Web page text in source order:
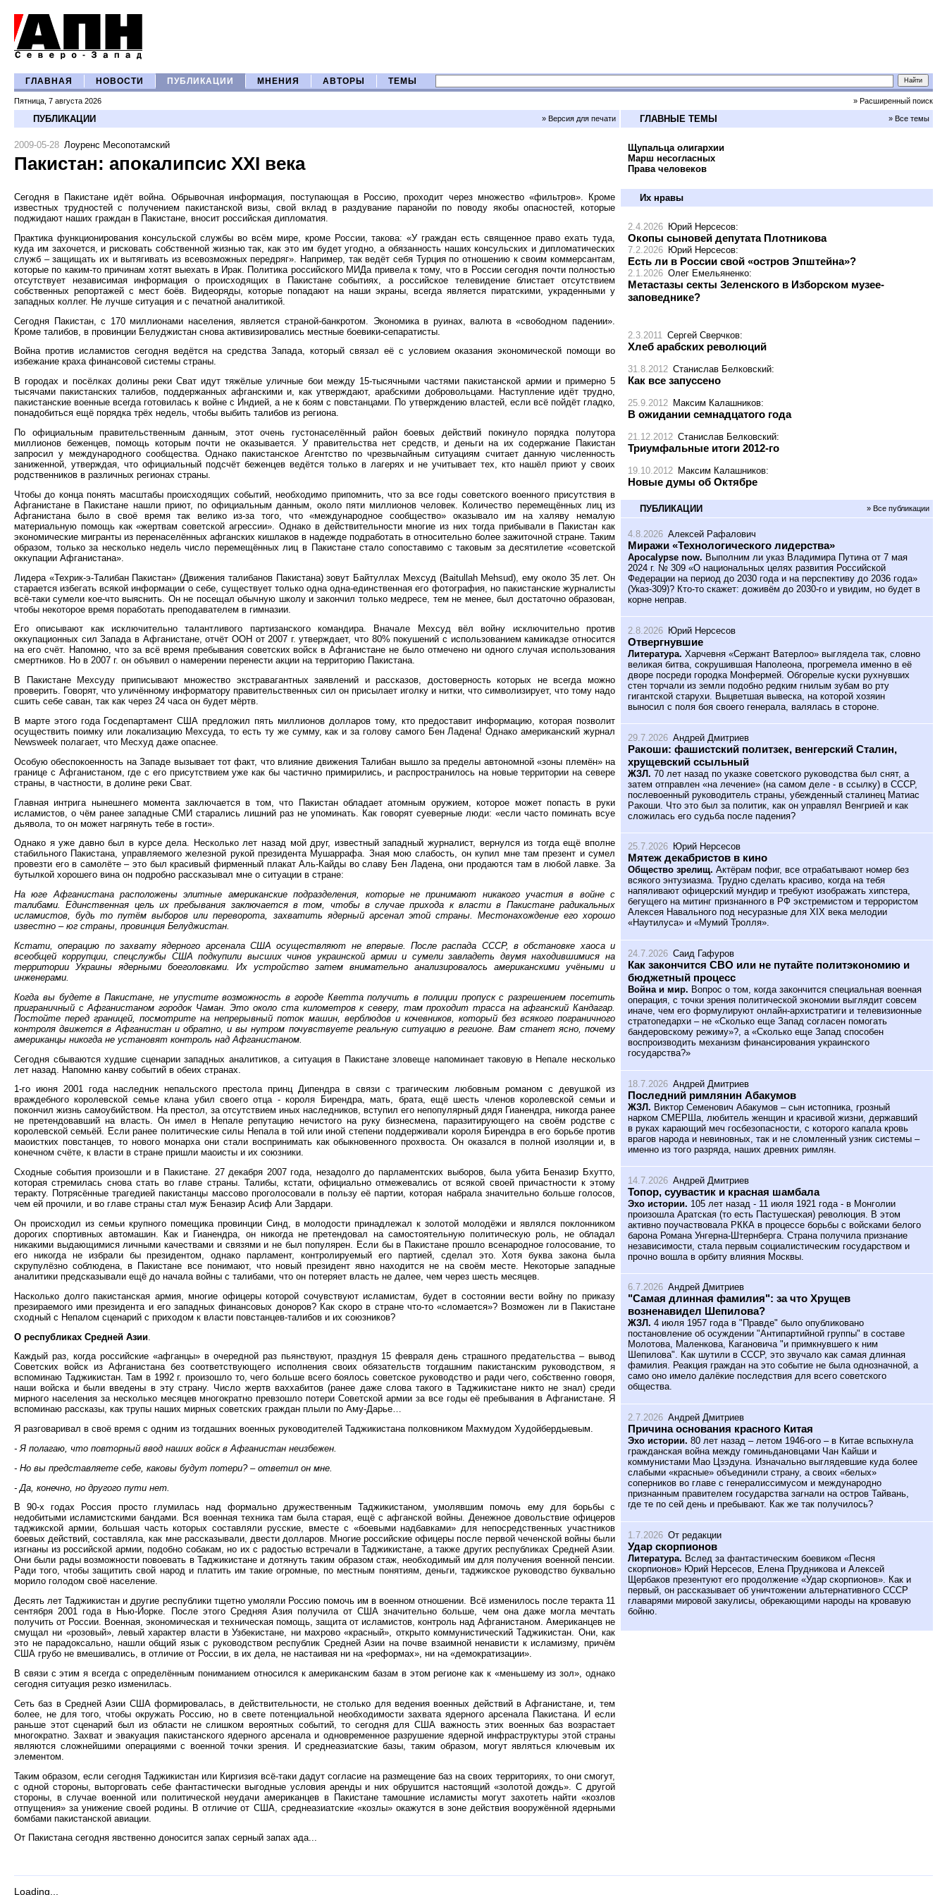
ГЛАВНАЯ НОВОСТИ ПУБЛИКАЦИИ МНЕНИЯ АВТОРЫ ТЕМЫ
Пятница, 7 августа 2026 » Расширенный поиск
ПУБЛИКАЦИИ » Версия для печати
2009-05-28 Лоуренс Месопотамский
Пакистан: апокалипсис XXI века
Сегодня в Пакистане идёт война. Обрывочная информация, поступающая в Россию, проходит через множество «фильтров». Кроме
известных трудностей с получением пакистанской визы, свой вклад в раздувание паранойи по поводу якобы опасностей, которые
поджидают наших граждан в Пакистане, вносит российская дипломатия.
Практика функционирования консульской службы во всём мире, кроме России, такова: «У граждан есть священное право ехать туда,
куда им захочется, и рисковать собственной жизнью так, как это им будет угодно, а обязанность наших консульских и дипломатических
служб – защищать их и вытягивать из всевозможных передряг». Например, так ведёт себя Турция по отношению к своим коммерсантам,
которые по каким-то причинам хотят выехать в Ирак. Политика российского МИДа привела к тому, что в России сегодня почти полностью
отсутствует независимая информация о происходящих в Пакистане событиях, а российское телевидение блистает отсутствием
собственных репортажей с мест боёв. Видеоряды, которые попадают на наши экраны, всегда является пиратскими, украденными у
западных коллег. Не лучше ситуация и с печатной аналитикой.
Сегодня Пакистан, с 170 миллионами населения, является страной-банкротом. Экономика в руинах, валюта в «свободном падении».
Кроме талибов, в провинции Белуджистан снова активизировались местные боевики-сепаратисты.
Война против исламистов сегодня ведётся на средства Запада, который связал её с условием оказания экономической помощи во
избежание краха финансовой системы страны.
В городах и посёлках долины реки Сват идут тяжёлые уличные бои между 15-тысячными частями пакистанской армии и примерно 5
тысячами пакистанских талибов, поддержанных афганскими и, как утверждают, арабскими добровольцами. Наступление идёт трудно,
пакистанские военные всегда готовилась к войне с Индией, а не к боям с повстанцами. По утверждению властей, если всё пойдёт гладко,
понадобиться ещё порядка трёх недель, чтобы выбить талибов из региона.
По официальным правительственным данным, этот очень густонаселённый район боевых действий покинуло порядка полутора
миллионов беженцев, помощь которым почти не оказывается. У правительства нет средств, и деньги на их содержание Пакистан
запросил у международного сообщества. Однако пакистанское Агентство по чрезвычайным ситуациям считает данную численность
заниженной, утверждая, что официальный подсчёт беженцев ведётся только в лагерях и не учитывает тех, кто нашёл приют у своих
родственников в различных регионах страны.
Чтобы до конца понять масштабы происходящих событий, необходимо припомнить, что за все годы советского военного присутствия в
Афганистане в Пакистане нашли приют, по официальным данным, около пяти миллионов человек. Количество перемещённых лиц из
Афганистана было в своё время так велико из-за того, что «международное сообщество» оказывало им на халяву немалую
материальную помощь как «жертвам советской агрессии». Однако в действительности многие из них тогда прибывали в Пакистан как
экономические мигранты из перенаселённых афганских кишлаков в надежде подработать в относительно более зажиточной стране. Таким
образом, только за несколько недель число перемещённых лиц в Пакистане стало сопоставимо с таковым за десятилетие «советской
оккупации Афганистана».
Лидера «Техрик-э-Талибан Пакистан» (Движения талибанов Пакистана) зовут Байтуллах Мехсуд (Baitullah Mehsud), ему около 35 лет. Он
старается избегать всякой информации о себе, существует только одна одна-единственная его фотография, но пакистанские журналисты
всё-таки сумели кое-что выяснить. Он не посещал обычную школу и закончил только медресе, тем не менее, был достаточно образован,
чтобы некоторое время поработать преподавателем в гимназии.
Его описывают как исключительно талантливого партизанского командира. Вначале Мехсуд вёл войну исключительно против
оккупационных сил Запада в Афганистане, отчёт ООН от 2007 г. утверждает, что 80% покушений с использованием камикадзе относится
на его счёт. Напомню, что за всё время пребывания советских войск в Афганистане не было отмечено ни одного случая использования
смертников. Но в 2007 г. он объявил о намерении перенести акции на территорию Пакистана.
В Пакистане Мехсуду приписывают множество экстравагантных заявлений и рассказов, достоверность которых не всегда можно
проверить. Говорят, что уличённому информатору правительственных сил он присылает иголку и нитки, что символизирует, что тому надо
сшить себе саван, так как через 24 часа он будет мёртв.
В марте этого года Госдепартамент США предложил пять миллионов долларов тому, кто предоставит информацию, которая позволит
осуществить поимку или локализацию Мехсуда, то есть ту же сумму, как и за голову самого Бен Ладена! Однако американский журнал
Newsweek полагает, что Месхуд даже опаснее.
Особую обеспокоенность на Западе вызывает тот факт, что влияние движения Талибан вышло за пределы автономной «зоны племён» на
границе с Афганистаном, где с его присутствием уже как бы частично примирились, и распространилось на новые территории на севере
страны, в частности, в долине реки Сват.
Главная интрига нынешнего момента заключается в том, что Пакистан обладает атомным оружием, которое может попасть в руки
исламистов, о чём ранее западные СМИ старались лишний раз не упоминать. Как говорят суеверные люди: «если часто поминать всуе
дьявола, то он может нагрянуть тебе в гости».
Однако я уже давно был в курсе дела. Несколько лет назад мой друг, известный западный журналист, вернулся из тогда ещё вполне
стабильного Пакистана, управляемого железной рукой президента Мушаррафа. Зная мою слабость, он купил мне там презент и сумел
провезти его в самолёте – это был красивый фирменный плакат Аль-Кайды во славу Бен Ладена, они продаются там в любой лавке. За
бутылкой хорошего вина он подробно рассказывал мне о ситуации в стране:
На юге Афганистана расположены элитные американские подразделения, которые не принимают никакого участия в войне с
талибами. Единственная цель их пребывания заключается в том, чтобы в случае прихода к власти в Пакистане радикальных
исламистов, будь то путём выборов или переворота, захватить ядерный арсенал этой страны. Местонахождение его хорошо
известно – юг страны, провинция Белуджистан.
Кстати, операцию по захвату ядерного арсенала США осуществляют не впервые. После распада СССР, в обстановке хаоса и
всеобщей коррупции, спецслужбы США подкупили высших чинов украинской армии и сумели завладеть двумя находившимися на
территории Украины ядерными боеголовками. Их устройство затем внимательно анализировалось американскими учёными и
инженерами.
Когда вы будете в Пакистане, не упустите возможность в городе Кветта получить в полиции пропуск с разрешением посетить
приграничный с Афганистаном городок Чаман. Это около ста километров к северу, там проходит трасса на афганский Кандагар.
Постойте перед границей, посмотрите на непрерывный поток машин, верблюдов и кочевников, который без всякого пограничного
контроля движется в Афганистан и обратно, и вы нутром почувствуете реальную ситуацию в регионе. Вам станет ясно, почему
американцы никогда не установят контроль над Афганистаном.
Сегодня сбываются худшие сценарии западных аналитиков, а ситуация в Пакистане зловеще напоминает таковую в Непале несколько
лет назад. Напомню канву событий в обеих странах.
1-го июня 2001 года наследник непальского престола принц Дипендра в связи с трагическим любовным романом с девушкой из
враждебного королевской семье клана убил своего отца - короля Бирендра, мать, брата, ещё шесть членов королевской семьи и
покончил жизнь самоубийством. На престол, за отсутствием иных наследников, вступил его непопулярный дядя Гианендра, никогда ранее
не претендовавший на власть. Он имел в Непале репутацию нечистого на руку бизнесмена, паразитирующего на своём родстве с
королевской семьёй. Если ранее политические силы Непала в той или иной степени поддерживали короля Бирендра в его борьбе против
маоистких повстанцев, то нового монарха они стали воспринимать как обыкновенного прохвоста. Он оказался в полной изоляции и, в
конечном счёте, к власти в стране пришли маоисты и их союзники.
Сходные события произошли и в Пакистане. 27 декабря 2007 года, незадолго до парламентских выборов, была убита Беназир Бхутто,
которая стремилась снова стать во главе страны. Талибы, кстати, официально отмежевались от всякой своей причастности к этому
теракту. Потрясённые трагедией пакистанцы массово проголосовали в пользу её партии, которая набрала значительно больше голосов,
чем ей прочили, и во главе страны стал муж Беназир Асиф Али Зардари.
Он происходил из семьи крупного помещика провинции Синд, в молодости принадлежал к золотой молодёжи и являлся поклонником
дорогих спортивных автомашин. Как и Гианендра, он никогда не претендовал на самостоятельную политическую роль, не обладал
никакими выдающимися личными качествами и связями и не был популярен. Если бы в Пакистане прошло всенародное голосование, то
его никогда не избрали бы президентом, однако парламент, контролируемый его партией, сделал это. Хотя буква закона была
скрупулёзно соблюдена, в Пакистане все понимают, что новый президент явно находится не на своём месте. Некоторые западные
аналитики предсказывали ещё до начала войны с талибами, что он потеряет власть не далее, чем через шесть месяцев.
Насколько долго пакистанская армия, многие офицеры которой сочувствуют исламистам, будет в состоянии вести войну по приказу
презираемого ими президента и его западных финансовых доноров? Как скоро в стране что-то «сломается»? Возможен ли в Пакистане
сходный с Непалом сценарий с приходом к власти повстанцев-талибов и их союзников?
О республиках Средней Азии
Каждый раз, когда российские «афганцы» в очередной раз пьянствуют, празднуя 15 февраля день страшного предательства – вывод
Советских войск из Афганистана без соответствующего исполнения своих обязательств тогдашним пакистанским руководством, я
вспоминаю Таджикистан. Там в 1992 г. произошло то, чего больше всего боялось советское руководство и ради чего, собственно говоря,
наши войска и были введены в эту страну. Число жертв ваххабитов (ранее даже слова такого в Таджикистане никто не знал) среди
мирного населения за несколько месяцев многократно превзошло потери Советской армии за все годы её пребывания в Афганистане. Я
вспоминаю рассказы, как трупы наших мирных советских граждан плыли по Аму-Дарье…
Я разговаривал в своё время с одним из тогдашних военных руководителей Таджикистана полковником Махмудом Худойбердыевым.
- Я полагаю, что повторный ввод наших войск в Афганистан неизбежен.
- Но вы представляете себе, каковы будут потери? – ответил он мне.
- Да, конечно, но другого пути нет.
В 90-х годах Россия просто глумилась над формально дружественным Таджикистаном, умолявшим помочь ему для борьбы с
недобитыми исламистскими бандами. Вся военная техника там была старая, ещё с афганской войны. Денежное довольствие офицеров
таджикской армии, большая часть которых составляли русские, вместе с «боевыми надбавками» для непосредственных участников
боевых действий, составляла, как мне рассказывали, двести долларов. Многие российские офицеры после первой чеченской войны были
изгнаны из российской армии, подобно собакам, но их с радостью встречали в Таджикистане, а также других республиках Средней Азии.
Они были рады возможности повоевать в Таджикистане и дотянуть таким образом стаж, необходимый им для получения военной пенсии.
Ради того, чтобы защитить свой народ и платить им такие огромные, по местным понятиям, деньги, таджикское руководство буквально
морило голодом своё население.
Десять лет Таджикистан и другие республики тщетно умоляли Россию помочь им в военном отношении. Всё изменилось после теракта 11
сентября 2001 года в Нью-Йорке. После этого Средняя Азия получила от США значительно больше, чем она даже могла мечтать
получить от России. Военная, экономическая и техническая помощь, защита от исламистов, контроль над Афганистаном. Американцев не
смущал ни «розовый», левый характер власти в Узбекистане, ни махрово «красный», открыто коммунистический Таджикистан. Они, как
это не парадоксально, нашли общий язык с руководством республик Средней Азии на почве взаимной ненависти к исламизму, причём
США грубо не вмешивались, в отличие от России, в их дела, не настаивая ни на «реформах», ни на «демократизации».
В связи с этим я всегда с определённым пониманием относился к американским базам в этом регионе как к «меньшему из зол», однако
сегодня ситуация резко изменилась.
Сеть баз в Средней Азии США формировалась, в действительности, не столько для ведения военных действий в Афганистане, и, тем
более, не для того, чтобы окружать Россию, но в свете потенциальной необходимости захвата ядерного арсенала Пакистана. И если
раньше этот сценарий был из области не слишком вероятных событий, то сегодня для США важность этих военных баз возрастает
многократно. Захват и эвакуация пакистанского ядерного арсенала и одновременное разрушение ядерной инфраструктуры этой страны
являются сложнейшими операциями с военной точки зрения. И среднеазиатские базы, таким образом, могут являться ключевым их
элементом.
Таким образом, если сегодня Таджикистан или Киргизия всё-таки дадут согласие на размещение баз на своих территориях, то они смогут,
с одной стороны, выторговать себе фантастически выгодные условия аренды и них обрушится настоящий «золотой дождь». С другой
стороны, в случае военной или политической неудачи американцев в Пакистане тамошние исламисты могут захотеть найти «козлов
отпущения» за унижение своей родины. В отличие от США, среднеазиатские «козлы» окажутся в зоне действия вооружённой ядерными
бомбами пакистанской авиации.
От Пакистана сегодня явственно доносится запах серный запах ада...
ГЛАВНЫЕ ТЕМЫ » Все темы
Щупальца олигархии
Марш несогласных
Права человеков
Их нравы
2.4.2026 Юрий Нерсесов:
Окопы сыновей депутата Плотникова
7.2.2026 Юрий Нерсесов:
Есть ли в России свой «остров Эпштейна»?
2.1.2026 Олег Емельяненко:
Метастазы секты Зеленского в Изборском музее-
заповеднике?
2.3.2011 Сергей Сверчков:
Хлеб арабских революций
31.8.2012 Станислав Белковский:
Как все запуссено
25.9.2012 Максим Калашников:
В ожидании семнадцатого года
21.12.2012 Станислав Белковский:
Триумфальные итоги 2012-го
19.10.2012 Максим Калашников:
Новые думы об Октябре
ПУБЛИКАЦИИ » Все публикации
4.8.2026 Алексей Рафалович
Миражи «Технологического лидерства»
Apocalypse now. Выполним ли указ Владимира Путина от 7 мая
2024 г. № 309 «О национальных целях развития Российской
Федерации на период до 2030 года и на перспективу до 2036 года»
(Указ-309)? Кто-то скажет: доживём до 2030-го и увидим, но будет в
корне неправ.
2.8.2026 Юрий Нерсесов
Отвергнувшие
Литература. Харчевня «Сержант Ватерлоо» выглядела так, словно
великая битва, сокрушившая Наполеона, прогремела именно в её
дворе посреди городка Монфермей. Обгорелые куски рухнувших
стен торчали из земли подобно редким гнилым зубам во рту
гигантской старухи. Выцветшая вывеска, на которой хозяин
выносил с поля боя своего генерала, валялась в стороне.
29.7.2026 Андрей Дмитриев
Ракоши: фашистский политзек, венгерский Сталин,
хрущевский ссыльный
ЖЗЛ. 70 лет назад по указке советского руководства был снят, а
затем отправлен «на лечение» (на самом деле - в ссылку) в СССР,
послевоенный руководитель страны, убежденный сталинец Матиас
Ракоши. Что это был за политик, как он управлял Венгрией и как
сложилась его судьба после падения?
25.7.2026 Юрий Нерсесов
Мятеж декабристов в кино
Общество зрелищ. Актёрам пофиг, все отрабатывают номер без
всякого энтузиазма. Трудно сделать красиво, когда на тебя
напяливают офицерский мундир и требуют изображать хипстера,
бегущего на митинг признанного в РФ экстремистом и террористом
Алексея Навального под несуразные для XIX века мелодии
«Наутилуса» и «Мумий Тролля».
24.7.2026 Саид Гафуров
Как закончится СВО или не путайте политэкономию и
бюджетный процесс
Война и мир. Вопрос о том, когда закончится специальная военная
операция, с точки зрения политической экономии выглядит совсем
иначе, чем его формулируют онлайн-архистратиги и телевизионные
стратопедархи – не «Сколько еще Запад согласен помогать
бандеровскому режиму»?, а «Сколько еще Запад способен
воспроизводить механизм финансирования украинского
государства?»
18.7.2026 Андрей Дмитриев
Последний римлянин Абакумов
ЖЗЛ. Виктор Семенович Абакумов – сын истопника, грозный
нарком СМЕРШа, любитель женщин и красивой жизни, державший
в руках карающий меч госбезопасности, с которого капала кровь
врагов народа и невиновных, так и не сломленный узник системы –
именно из того разряда, наших древних римлян.
14.7.2026 Андрей Дмитриев
Топор, суувастик и красная шамбала
Эхо истории. 105 лет назад - 11 июля 1921 года - в Монголии
произошла Аратская (то есть Пастушеская) революция. В этом
активно поучаствовала РККА в процессе борьбы с войсками белого
барона Романа Унгерна-Штернберга. Страна получила признание
независимости, стала первым социалистическим государством и
прочно вошла в орбиту влияния Москвы.
6.7.2026 Андрей Дмитриев
"Самая длинная фамилия": за что Хрущев
возненавидел Шепилова?
ЖЗЛ. 4 июля 1957 года в "Правде" было опубликовано
постановление об осуждении "Антипартийной группы" в составе
Молотова, Маленкова, Кагановича "и примкнувшего к ним
Шепилова". Как шутили в СССР, это звучало как самая длинная
фамилия. Реакция граждан на это событие не была однозначной, а
само оно имело далёкие последствия для всего советского
общества.
2.7.2026 Андрей Дмитриев
Причина основания красного Китая
Эхо истории. 80 лет назад – летом 1946-ого – в Китае вспыхнула
гражданская война между гоминьдановцами Чан Кайши и
коммунистами Мао Цзэдуна. Изначально выглядевшие куда более
слабыми «красные» объединили страну, а своих «белых»
соперников во главе с генералиссимусом и международно
признанным правителем государства загнали на остров Тайвань,
где те по сей день и пребывают. Как же так получилось?
1.7.2026 От редакции
Удар скорпионов
Литература. Вслед за фантастическим боевиком «Песня
скорпионов» Юрий Нерсесов, Елена Прудникова и Алексей
Щербаков презентуют его продолжение «Удар скорпионов». Как и
первый, он рассказывает об уничтожении альтернативного СССР
главарями мировой закулисы, обрекающими народы на кровавую
бойню.
Loading...